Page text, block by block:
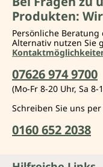
Produkten:
Persönliche
Alternativ nutzen Sie
07626 974 9700
(Mo-Fr 8-20 Uhr, Sa 8-
Schreiben Sie uns
0160 652 2038